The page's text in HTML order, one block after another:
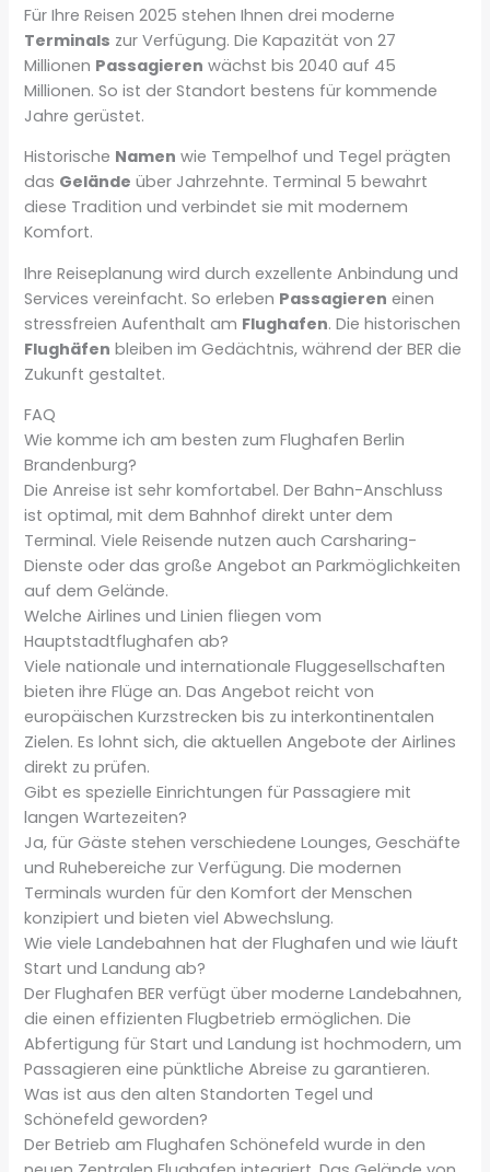
Für Ihre Reisen 2025 stehen Ihnen drei moderne
Terminals zur Verfügung. Die Kapazität von 27
Millionen Passagieren wächst bis 2040 auf 45
Millionen. So ist der Standort bestens für kommende
Jahre gerüstet.
Historische Namen wie Tempelhof und Tegel prägten
das Gelände über Jahrzehnte. Terminal 5 bewahrt
diese Tradition und verbindet sie mit modernem
Komfort.
Ihre Reiseplanung wird durch exzellente Anbindung und
Services vereinfacht. So erleben Passagieren einen
stressfreien Aufenthalt am Flughafen. Die historischen
Flughäfen bleiben im Gedächtnis, während der BER die
Zukunft gestaltet.
FAQ
Wie komme ich am besten zum Flughafen Berlin
Brandenburg?
Die Anreise ist sehr komfortabel. Der Bahn-Anschluss
ist optimal, mit dem Bahnhof direkt unter dem
Terminal. Viele Reisende nutzen auch Carsharing-
Dienste oder das große Angebot an Parkmöglichkeiten
auf dem Gelände.
Welche Airlines und Linien fliegen vom
Hauptstadtflughafen ab?
Viele nationale und internationale Fluggesellschaften
bieten ihre Flüge an. Das Angebot reicht von
europäischen Kurzstrecken bis zu interkontinentalen
Zielen. Es lohnt sich, die aktuellen Angebote der Airlines
direkt zu prüfen.
Gibt es spezielle Einrichtungen für Passagiere mit
langen Wartezeiten?
Ja, für Gäste stehen verschiedene Lounges, Geschäfte
und Ruhebereiche zur Verfügung. Die modernen
Terminals wurden für den Komfort der Menschen
konzipiert und bieten viel Abwechslung.
Wie viele Landebahnen hat der Flughafen und wie läuft
Start und Landung ab?
Der Flughafen BER verfügt über moderne Landebahnen,
die einen effizienten Flugbetrieb ermöglichen. Die
Abfertigung für Start und Landung ist hochmodern, um
Passagieren eine pünktliche Abreise zu garantieren.
Was ist aus den alten Standorten Tegel und
Schönefeld geworden?
Der Betrieb am Flughafen Schönefeld wurde in den